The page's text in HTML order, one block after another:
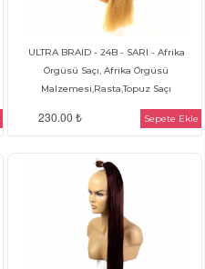
ULTRA BRAID - 24B - SARI - Afrika
Örgüsü Saçı, Afrika Örgüsü
Malzemesi,Rasta,Topuz Saçı
230.00 ₺ Sepete Ekle